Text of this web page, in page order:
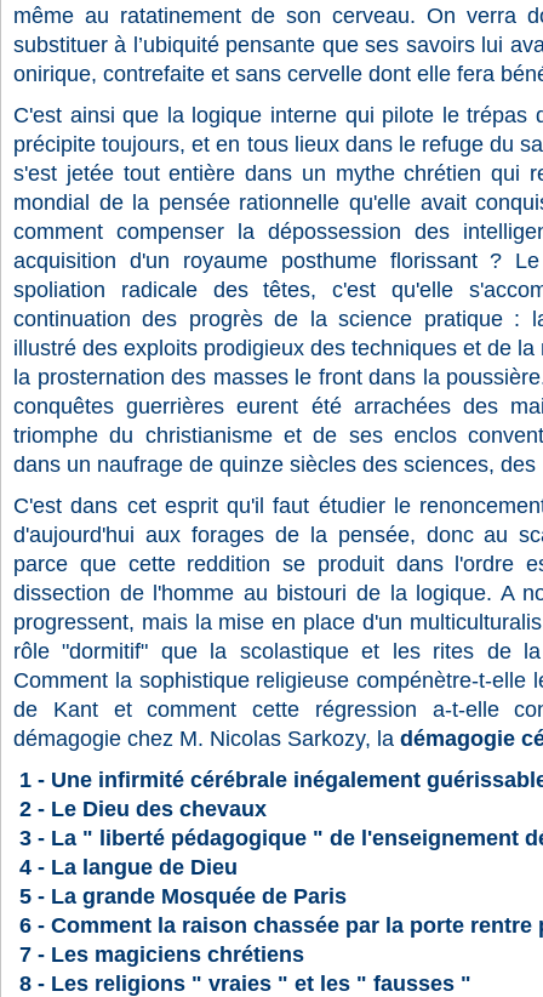
même au ratatinement de son cerveau. On verra
substituer à l’ubiquité pensante que ses savoirs lui
onirique, contrefaite et sans cervelle dont elle fera
C'est ainsi que la logique interne qui pilote le trépas
précipite toujours, et en tous lieux dans le refuge du
s'est jetée tout entière dans un mythe chrétien qui
mondial de la pensée rationnelle qu'elle avait
comment compenser la dépossession des
acquisition d'un royaume posthume florissant ?
spoliation radicale des têtes, c'est qu'elle
continuation des progrès de la science pratique :
illustré des exploits prodigieux des techniques et de
la prosternation des masses le front dans la
conquêtes guerrières eurent été arrachées des
triomphe du christianisme et de ses enclos
dans un naufrage de quinze siècles des sciences,
C'est dans cet esprit qu'il faut étudier le
d'aujourd'hui aux forages de la pensée, donc au
parce que cette reddition se produit dans l'ordre
dissection de l'homme au bistouri de la logique. A
progressent, mais la mise en place d'un
rôle "dormitif" que la scolastique et les rites de
Comment la sophistique religieuse compénètre-t-elle
de Kant et comment cette régression a-t-elle
démagogie chez M. Nicolas Sarkozy, la démagogie
1 - Une infirmité cérébrale inégalement
2 - Le Dieu des chevaux
3 - La " liberté pédagogique " de l'enseignement
4 - La langue de Dieu
5 - La grande Mosquée de Paris
6 - Comment la raison chassée par la porte rentre
7 - Les magiciens chrétiens
8 - Les religions " vraies " et les " fausses "